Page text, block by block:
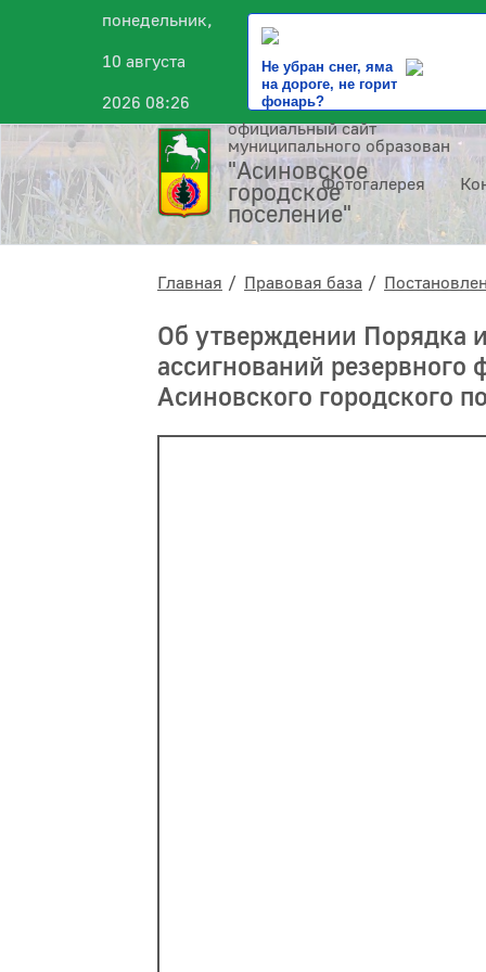
понедельник,
10 августа
2026 08:26
Не убран снег, яма
на дороге, не горит
фонарь?
официальный сайт
муниципального образования
"Асиновское
городское
поселение"
Фотогалерея
Главная Правовая база
Об утверждении Порядка
ассигнований
Асиновского городского